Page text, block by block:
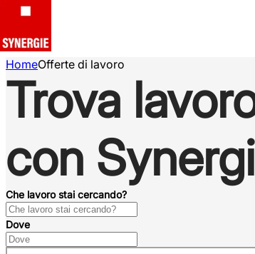
HomeOfferte di lavoro
Trova
con
Che lavoro stai cercando?
Dove